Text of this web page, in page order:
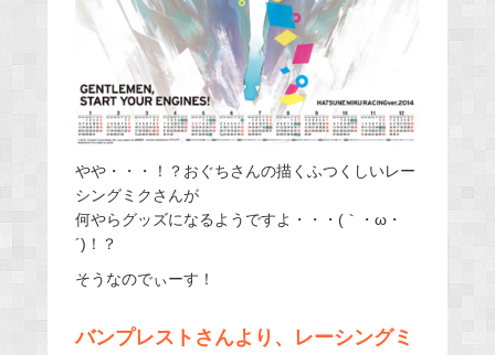
やや・・・！？おぐちさんの描くふつくしいレー
シングミクさんが
何やらグッズになるようですよ・・・(｀・ω・
´)！？
そうなのでぃーす！
バンプレストさんより、レーシングミ